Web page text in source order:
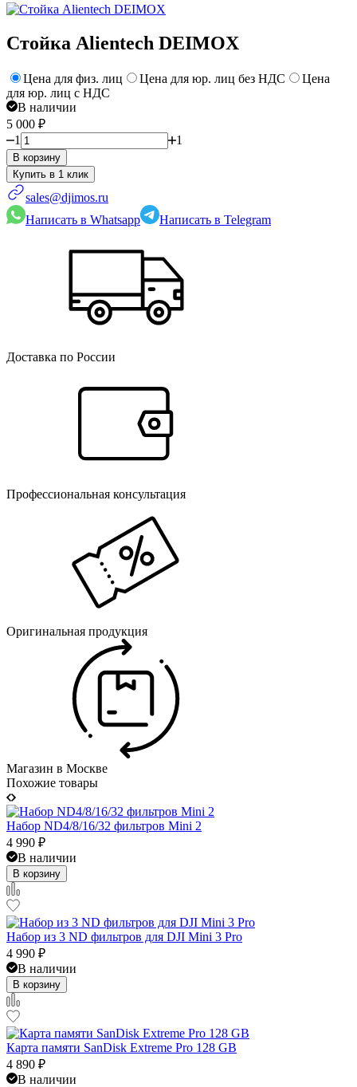
Стойка Alientech DEIMOX
Цена для физ. лиц Цена для юр. лиц без НДС
Цена
для юр. лиц с НДС
В наличии
5 000 ₽
1
1
В корзину
sales@djimos.ru
Написать в Whatsapp
Написать в Telegram
Доставка по России
Профессиональная консультация
Оригинальная продукция
Магазин в Москве
Похожие товары
Набор ND4/8/16/32 фильтров Mini 2
4 990 ₽
В наличии
В корзину
Набор из 3 ND фильтров для DJI Mini 3 Pro
4 990 ₽
В наличии
В корзину
Карта памяти SanDisk Extreme Pro 128 GB
4 890 ₽
В наличии